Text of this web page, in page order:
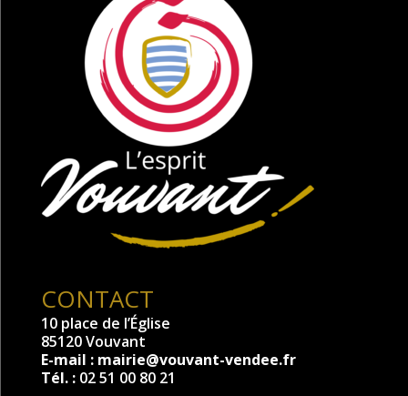
CONTACT
10 place de l’Église
85120 Vouvant
E-mail : mairie@vouvant-vendee.fr
Tél. : 02 51 00 80 21